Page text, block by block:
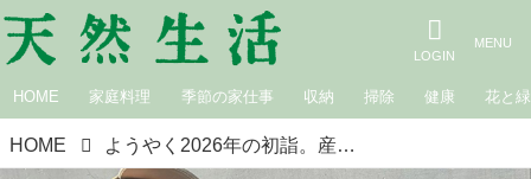
HOME 家庭料理 季節の家仕事 収納 掃除 健康 花と緑
HOME ようやく2026年の初詣。産後2年、何気なくはじめた「かぎ針編み」にはまる｜白鳥久美子の手作り暮らし